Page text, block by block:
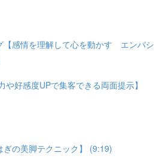
【感情を理解して心を動かす エンパシ
や好感度UPで集客できる両面提示】
ぎの美脚テクニック】 (9:19)